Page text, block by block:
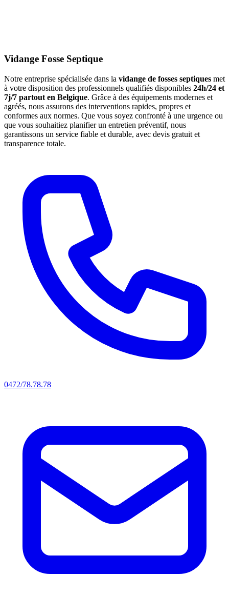
Vidange Fosse Septique
Notre entreprise spécialisée dans la vidange de fosses septiques met
à votre disposition des professionnels qualifiés disponibles 24h/24 et
7j/7 partout en Belgique. Grâce à des équipements modernes et
agréés, nous assurons des interventions rapides, propres et
conformes aux normes. Que vous soyez confronté à une urgence ou
que vous souhaitiez planifier un entretien préventif, nous
garantissons un service fiable et durable, avec devis gratuit et
transparence totale.
0472/78.78.78